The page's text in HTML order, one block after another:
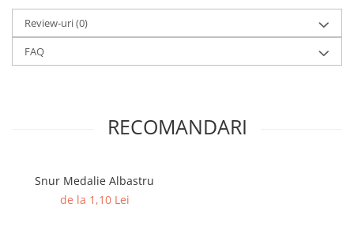
Review-uri(0)
FAQ
RECOMANDARI
Snur Medalie Albastru
de la 1,10 Lei